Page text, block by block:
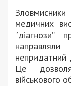
Зловмисники
медичних
“діагнози”
непридатний
Це
військового